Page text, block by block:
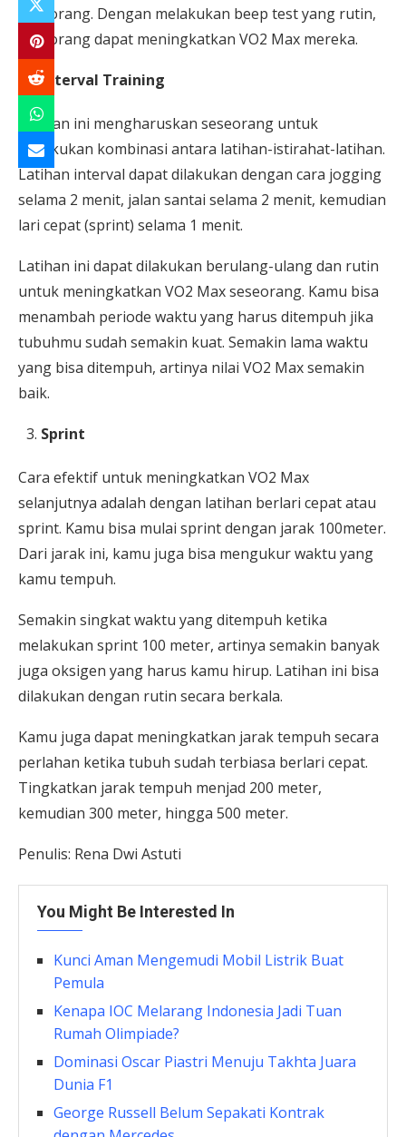
seseorang. Dengan melakukan beep test yang rutin,
seseorang dapat meningkatkan VO2 Max mereka.
Interval Training
Latihan ini mengharuskan seseorang untuk
melakukan kombinasi antara latihan-istirahat-latihan.
Latihan interval dapat dilakukan dengan cara jogging
selama 2 menit, jalan santai selama 2 menit, kemudian
lari cepat (sprint) selama 1 menit.
Latihan ini dapat dilakukan berulang-ulang dan rutin
untuk meningkatkan VO2 Max seseorang. Kamu bisa
menambah periode waktu yang harus ditempuh jika
tubuhmu sudah semakin kuat. Semakin lama waktu
yang bisa ditempuh, artinya nilai VO2 Max semakin
baik.
Sprint
Cara efektif untuk meningkatkan VO2 Max
selanjutnya adalah dengan latihan berlari cepat atau
sprint. Kamu bisa mulai sprint dengan jarak 100meter.
Dari jarak ini, kamu juga bisa mengukur waktu yang
kamu tempuh.
Semakin singkat waktu yang ditempuh ketika
melakukan sprint 100 meter, artinya semakin banyak
juga oksigen yang harus kamu hirup. Latihan ini bisa
dilakukan dengan rutin secara berkala.
Kamu juga dapat meningkatkan jarak tempuh secara
perlahan ketika tubuh sudah terbiasa berlari cepat.
Tingkatkan jarak tempuh menjad 200 meter,
kemudian 300 meter, hingga 500 meter.
Penulis: Rena Dwi Astuti
You Might Be Interested In
Kunci Aman Mengemudi Mobil Listrik Buat
Pemula
Kenapa IOC Melarang Indonesia Jadi Tuan
Rumah Olimpiade?
Dominasi Oscar Piastri Menuju Takhta Juara
Dunia F1
George Russell Belum Sepakati Kontrak